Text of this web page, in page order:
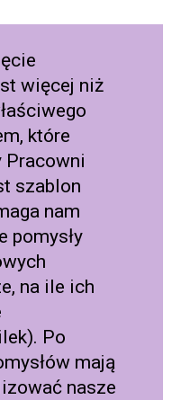
więcej niż
które
Pracowni
szablon
nam
pomysły
na ile ich
Po
mają
nasze